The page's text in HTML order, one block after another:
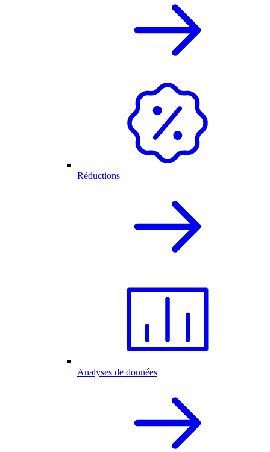
Réductions
Analyses de données